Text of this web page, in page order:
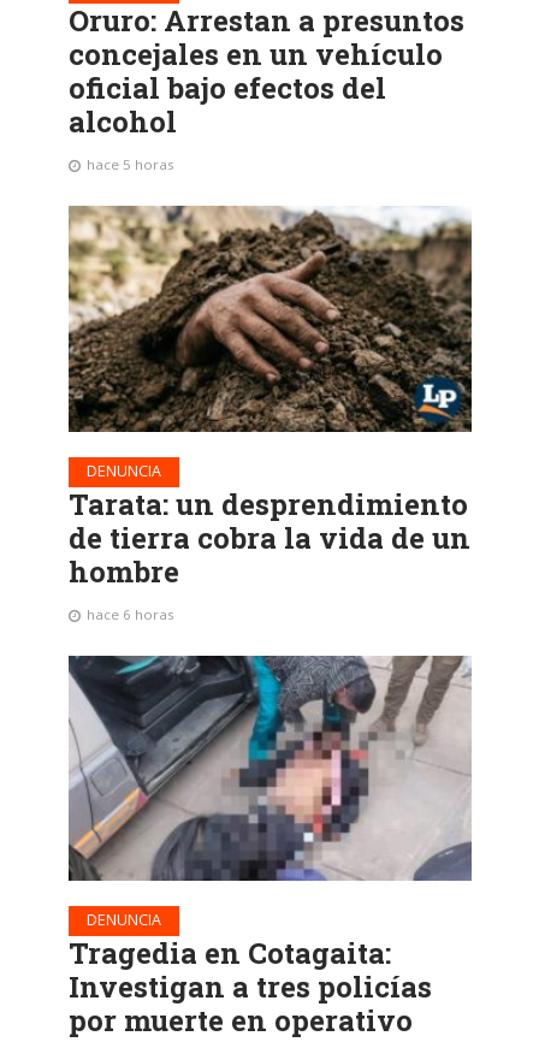
Oruro: Arrestan a presuntos
concejales en un vehículo
oficial bajo efectos del
alcohol
hace 5 horas
DENUNCIA
Tarata: un desprendimiento
de tierra cobra la vida de un
hombre
hace 6 horas
DENUNCIA
Tragedia en Cotagaita:
Investigan a tres policías
por muerte en operativo